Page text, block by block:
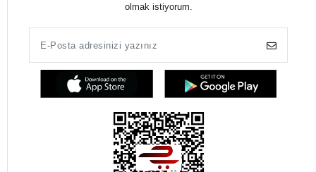
olmak istiyorum.